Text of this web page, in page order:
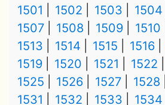
1501
1502 1503 1504
1507
1508 1509 1510
1513
1514 1515 1516
1519
1520 1521 1522
1525
1526 1527 1528
1531
1532 1533 1534